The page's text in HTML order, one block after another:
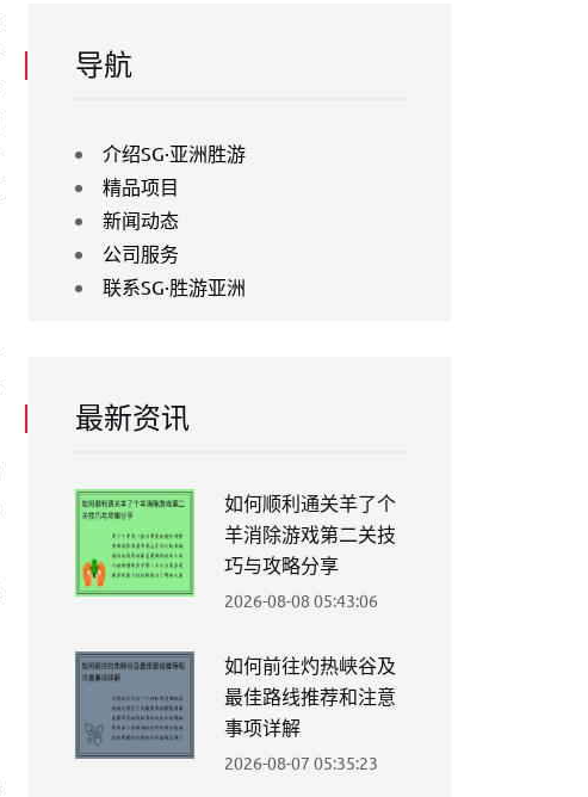
导航
介绍SG·亚洲胜游
精品项目
新闻动态
公司服务
联系SG·胜游亚洲
最新资讯
如何顺利通关羊了个
羊消除游戏第二关技
巧与攻略分享
2026-08-08 05:43:06
如何前往灼热峡谷及
最佳路线推荐和注意
事项详解
2026-08-07 05:35:23